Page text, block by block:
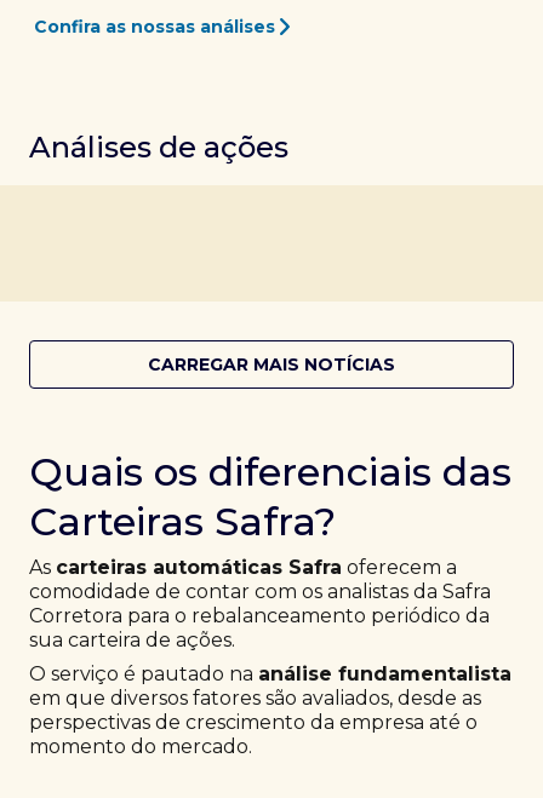
Confira as nossas análises
Análises de ações
CARREGAR MAIS NOTÍCIAS
Quais os diferenciais das
Carteiras Safra?
As carteiras automáticas Safra oferecem a
comodidade de contar com os analistas da Safra
Corretora para o rebalanceamento periódico da
sua carteira de ações.
O serviço é pautado na análise fundamentalista
em que diversos fatores são avaliados, desde as
perspectivas de crescimento da empresa até o
momento do mercado.